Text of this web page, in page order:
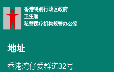
香港特别行政区政府
卫生署
私营医疗机构规管办公室
地址
香港湾仔爱群道32号